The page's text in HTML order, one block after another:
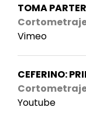
TOMA
Vimeo
CEFERINO:
Youtube